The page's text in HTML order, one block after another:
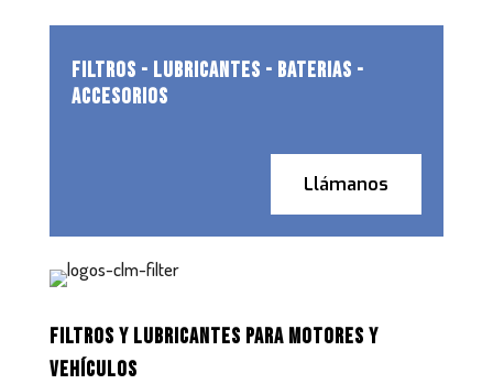
FILTROS - LUBRICANTES - BATERIAS -
ACCESORIOS
Llámanos
FILTROS Y LUBRICANTES PARA MOTORES Y
VEHÍCULOS